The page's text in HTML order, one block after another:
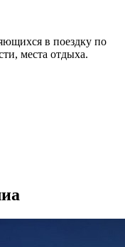
в поездку по
места отдыха.